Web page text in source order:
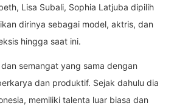
Lisa Subali, Sophia Latjuba dipilih
dirinya sebagai model, aktris, dan
hingga saat ini.
semangat yang sama dengan
dan produktif. Sejak dahulu dia
memiliki talenta luar biasa dan